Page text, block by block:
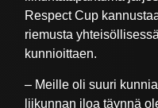
Respect Cup
riemusta
kunnioittaen.
– Meille oli suuri
liikunnan iloa täynnä